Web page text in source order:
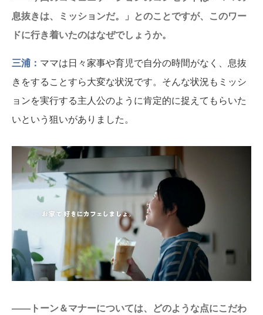
息抜きは、ミッションだ。」とのことですが、このワー
ドに行き着いたのはなぜでしょうか。
三浦： ママは日々家事や育児で自分の時間がなく、息抜
きをすることすら大変な状況です。そんな状況もミッシ
ョンを実行する主人公のように肯定的に捉えてもらいた
いという狙いがありました。
――トーン＆マナーについては、どのような点にこだわ